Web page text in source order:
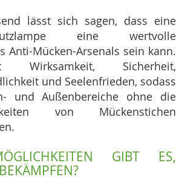
lässt sich sagen, dass eine
eine wertvolle
Anti-Mücken-Arsenals sein kann.
Sicherheit,
und Seelenfrieden, sodass
und Außenbereiche ohne die
von Mückenstichen
GIBT ES,